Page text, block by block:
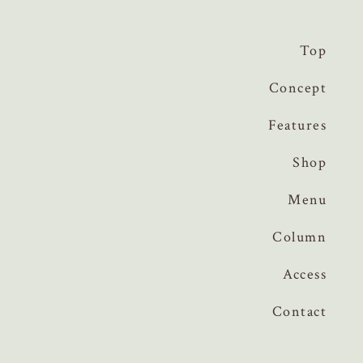
Top
Concept
Features
Shop
Menu
Column
Access
Contact